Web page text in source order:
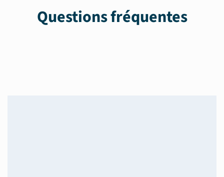
Questions fréquentes